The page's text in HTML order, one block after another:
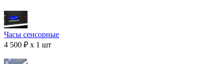
Часы сенсорные
4 500 ₽ x 1 шт